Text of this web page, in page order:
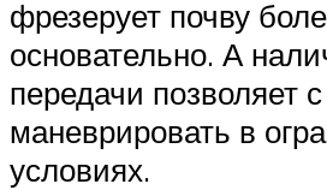
фрезерует почву
основательно. А
передачи позволяет
маневрировать в
условиях.